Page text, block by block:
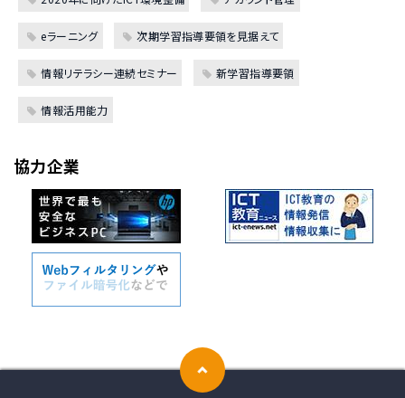
eラーニング 次期学習指導要領を見据えて
情報リテラシー連続セミナー 新学習指導要領
情報活用能力
協力企業